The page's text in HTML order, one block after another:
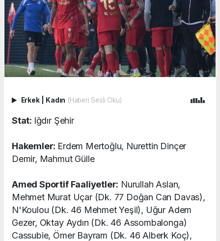
Erkek Kadın (Haberi Sesli Oku)
Stat: Iğdır Şehir
Hakemler: Erdem Mertoğlu, Nurettin Dinçer
Demir, Mahmut Gülle
Amed Sportif Faaliyetler: Nurullah Aslan,
Mehmet Murat Uçar (Dk. 77 Doğan Can Davas),
N'Koulou (Dk. 46 Mehmet Yeşil), Uğur Adem
Gezer, Oktay Aydın (Dk. 46 Assombalonga)
Cassubie, Ömer Bayram (Dk. 46 Alberk Koç),